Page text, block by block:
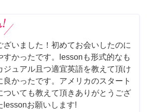
ざいました！初めてお会いしたのに
すかったです。lessonも形式的なも
ジュアル且つ適宜英語を教えて頂け
良かったです。アメリカのスタート
ついても教えて頂きありがとうござ
lessonお願いします!